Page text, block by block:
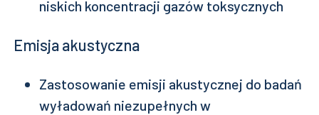
niskich koncentracji gazów toksycznych
Emisja akustyczna
Zastosowanie emisji akustycznej do badań
wyładowań niezupełnych w